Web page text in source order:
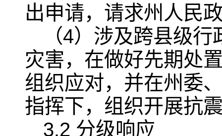
出申请，请求州人民
（4）涉及跨县级
灾害，在做好先期处
组织应对，并在州委
指挥下，组织开展抗
3.2 分级响应